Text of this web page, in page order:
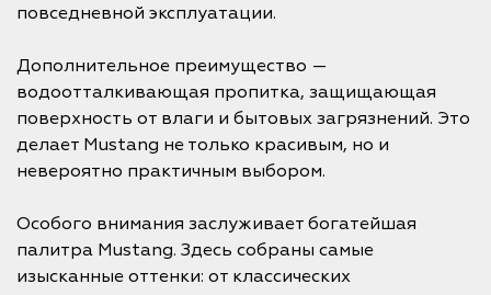
повседневной эксплуатации.
Дополнительное преимущество —
водоотталкивающая пропитка, защищающая
поверхность от влаги и бытовых загрязнений. Это
делает Mustang не только красивым, но и
невероятно практичным выбором.
Особого внимания заслуживает богатейшая
палитра Mustang. Здесь собраны самые
изысканные оттенки: от классических